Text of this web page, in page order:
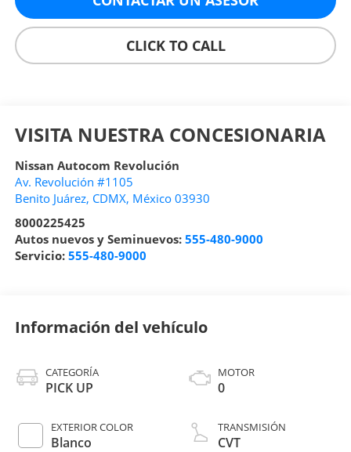
CLICK TO CALL
VISITA NUESTRA CONCESIONARIA
Nissan Autocom Revolución
Av. Revolución #1105
Benito Juárez, CDMX, México 03930
8000225425
Autos nuevos y Seminuevos: 555-480-9000
Servicio: 555-480-9000
Información del vehículo
CATEGORÍA
PICK UP
EXTERIOR COLOR
Blanco
MOTOR
0
TRANSMISIÓN
CVT